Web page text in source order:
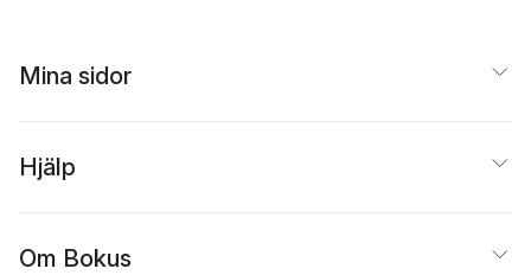
Mina sidor
Hjälp
Om Bokus